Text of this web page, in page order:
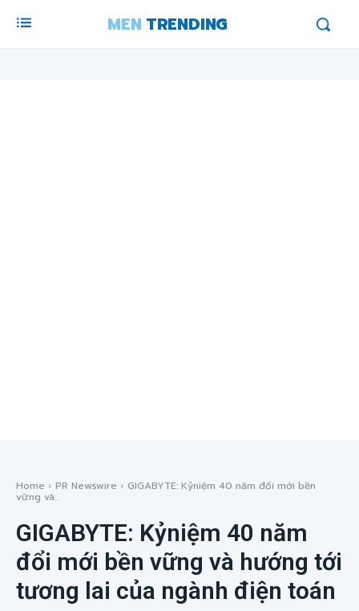
MEN TRENDING
Home PR Newswire GIGABYTE: Kỷniệm 40 năm đổi mới bền
vững và...
GIGABYTE: Kỷniệm 40 năm
đổi mới bền vững và hướng tới
tương lai của ngành điện toán